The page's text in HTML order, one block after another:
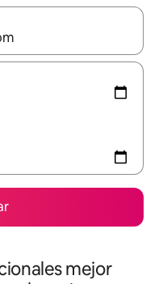
navega con las
mejor